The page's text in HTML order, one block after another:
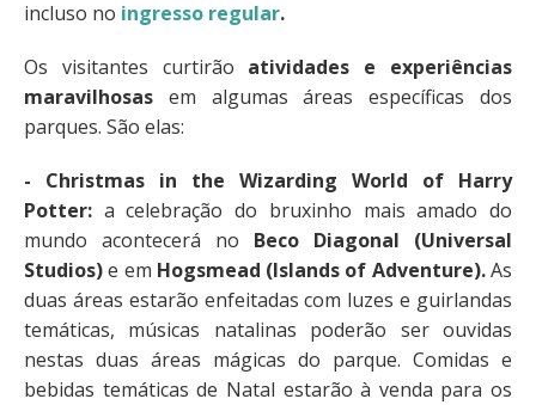
incluso no ingresso regular.
Os visitantes curtirão atividades e experiências
maravilhosas em algumas áreas específicas dos
parques. São elas:
- Christmas in the Wizarding World of Harry
Potter: a celebração do bruxinho mais amado do
mundo acontecerá no Beco Diagonal (Universal
Studios)e em Hogsmead (Islands of Adventure).As
duas áreas estarão enfeitadas com luzes e guirlandas
temáticas, músicas natalinas poderão ser ouvidas
nestas duas áreas mágicas do parque. Comidas e
bebidas temáticas de Natal estarão à venda para os